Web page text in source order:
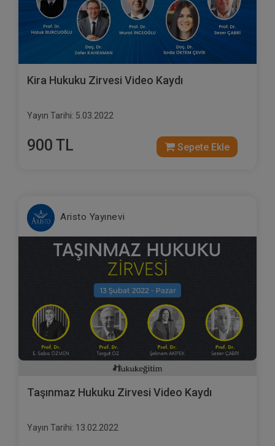
Kira Hukuku Zirvesi Video Kaydı
Yayın Tarihi: 5.03.2022
900 TL Sepete Ekle
Aristo Yayınevi
Taşınmaz Hukuku Zirvesi Video Kaydı
Yayın Tarihi: 13.02.2022